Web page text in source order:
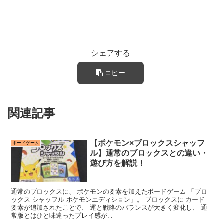
シェアする
コピー
関連記事
ボードゲーム
【ポケモン×ブロックスシャッフ
ル】通常のブロックスとの違い・
遊び方を解説！
通常のブロックスに、 ポケモンの要素を加えたボードゲーム 「ブロ
ックス シャッフル ポケモンエディション」。 ブロックスに カード
要素が追加されたことで、 運と戦略のバランスが大きく変化し、 通
常版とはひと味違ったプレイ感が...